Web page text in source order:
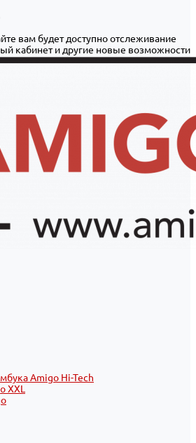
вам будет доступно отслеживание
кабинет и другие новые возможности
Amigo Hi-Tech
XXL